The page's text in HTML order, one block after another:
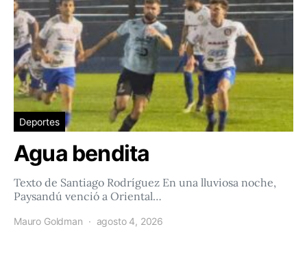
Deportes
Agua bendita
Texto de Santiago Rodríguez En una lluviosa noche,
Paysandú venció a Oriental…
Mauro Goldman agosto 4, 2026